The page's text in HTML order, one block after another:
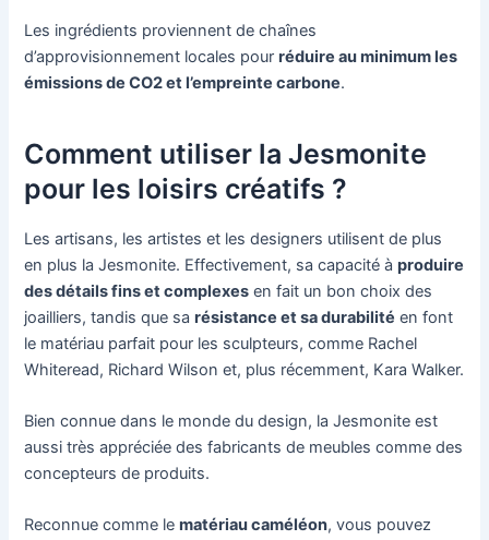
Les ingrédients proviennent de chaînes
d’approvisionnement locales pourréduire au minimum les
émissions de CO2 et l’empreinte carbone.
Comment utiliser la Jesmonite
pour les loisirs créatifs ?
Les artisans, les artistes et les designers utilisent de plus
en plus la Jesmonite. Effectivement, sa capacité àproduire
des détails fins et complexes en fait un bon choix des
joailliers, tandis que sarésistance et sa durabilité en font
le matériau parfait pour les sculpteurs, comme Rachel
Whiteread, Richard Wilson et, plus récemment, Kara Walker.
Bien connue dans le monde du design, la Jesmonite est
aussi très appréciée des fabricants de meubles comme des
concepteurs de produits.
Reconnue comme lematériau caméléon, vous pouvez